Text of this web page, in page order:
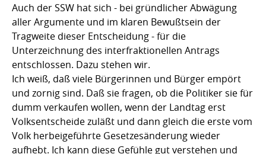
Auch der SSW hat sich - bei gründlicher Abwägung
aller Argumente und im klaren Bewußtsein der
Tragweite dieser Entscheidung - für die
Unterzeichnung des interfraktionellen Antrags
entschlossen. Dazu stehen wir.
Ich weiß, daß viele Bürgerinnen und Bürger empört
und zornig sind. Daß sie fragen, ob die Politiker sie für
dumm verkaufen wollen, wenn der Landtag erst
Volksentscheide zuläßt und dann gleich die erste vom
Volk herbeigeführte Gesetzesänderung wieder
aufhebt. Ich kann diese Gefühle gut verstehen und